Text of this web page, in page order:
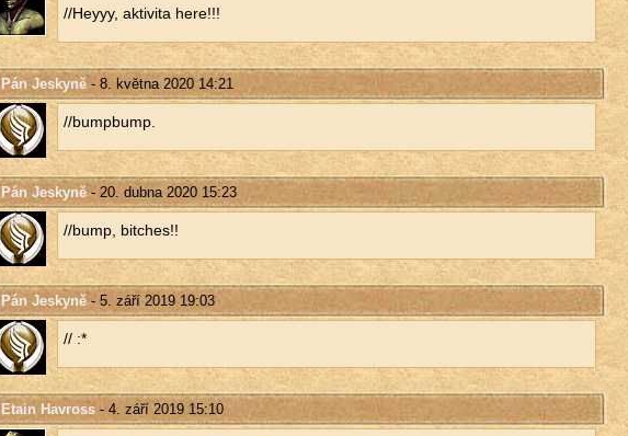
//Heyyy, ak­ti­vi­ta here!!!
Pán Jeskyně- 8. května 2020 14:21
//bum­pbump.
Pán Jeskyně- 20. dubna 2020 15:23
//bump, bit­ches!!
Pán Jeskyně- 5. září 2019 19:03
// :*
Etain Havross- 4. září 2019 15:10